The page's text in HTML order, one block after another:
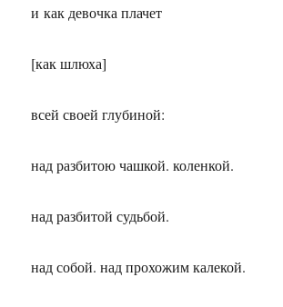
и как девочка плачет
[как шлюха]
всей своей глубиной:
над разбитою чашкой. коленкой.
над разбитой судьбой.
над собой. над прохожим калекой.